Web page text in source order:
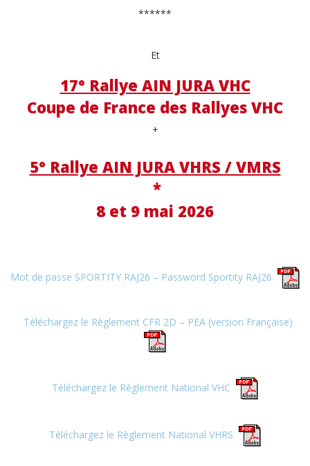
******
Et
17° Rallye AIN JURA VHC
Coupe de France des Rallyes VHC
+
5° Rallye AIN JURA VHRS / VMRS
*
8 et 9 mai 2026
Mot de passe SPORTITY RAJ26 – Password Sportity RAJ26
Téléchargez le Règlement CFR 2D – PEA (version Française)
Téléchargez le Règlement National VHC
Téléchargez le Règlement National VHRS